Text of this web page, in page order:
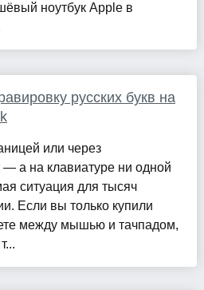
ноутбук Apple в
русских букв на
или через
а на клавиатуре ни одной
ситуация для тысяч
Если вы только купили
между мышью и тачпадом,